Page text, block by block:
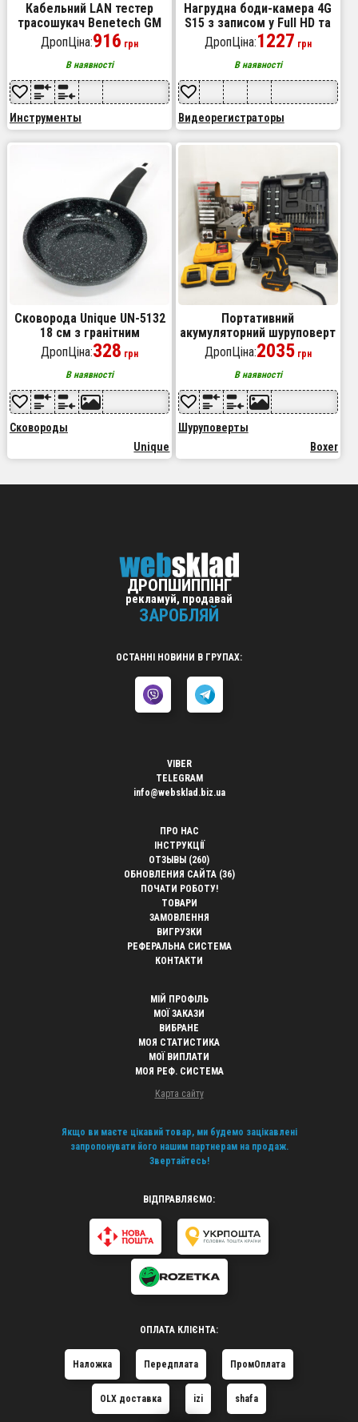
Кабельний LAN тестер
трасошукач Веnеtесh GМ
6О з роз'ємами RJ-11 і RJ-
45 шукач дротів індикатор
проводки
ДропЦіна:916 грн
В наявності
Инструменты
Нагрудна боди-камера 4G
S15 з записом у Full HD та
нічним баченням
ДропЦіна:1227 грн
В наявності
Видеорегистраторы
Сковорода Unique UN-5132
18 см з гранітним
антипригарним покриттям,
Антипригарна сковорода
глибока
ДропЦіна:328 грн
В наявності
Сковороды
Unique
Портативний
акумуляторний шуруповерт
Boxer BX-3310 24В
ДропЦіна:2035грн
В наявності
Шуруповерты
Boxer
ДРОПШИППІНГ
рекламуй, продавай
ЗАРОБЛЯЙ
ОСТАННІ НОВИНИ В ГРУПАХ:
VIBER
TELEGRAM
info@websklad.biz.ua
ПРО НАС
ІНСТРУКЦІЇ
ОТЗЫВЫ (260)
ОБНОВЛЕНИЯ САЙТА (36)
ПОЧАТИ РОБОТУ!
ТОВАРИ
ЗАМОВЛЕННЯ
ВИГРУЗКИ
РЕФЕРАЛЬНА СИСТЕМА
КОНТАКТИ
МІЙ ПРОФІЛЬ
МОЇ ЗАКАЗИ
ВИБРАНЕ
МОЯ СТАТИСТИКА
МОЇ ВИПЛАТИ
МОЯ РЕФ. СИСТЕМА
Карта сайту
Якщо ви маєте цікавий товар, ми будемо зацікавлені
запропонувати його нашим партнерам на продаж.
Звертайтесь!
ВІДПРАВЛЯЄМО:
ОПЛАТА КЛІЄНТА:
Наложка Передплата ПромОплата
OLX доставка izi shafa